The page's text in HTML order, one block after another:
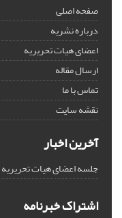
صفحه اصلی
درباره نشریه
اعضای هیات تحریریه
ارسال مقاله
تماس با ما
نقشه سایت
آخرین اخبار
جلسه اعضای هیات تحریریه
اشتراک خبرنامه